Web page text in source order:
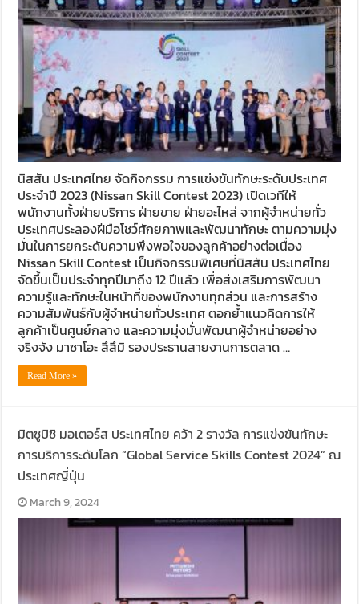
นิสสัน ประเทศไทย จัดกิจกรรม การแข่งขันทักษะระดับประเทศ
ประจำปี 2023 (Nissan Skill Contest 2023) เปิดเวทีให้
พนักงานทั้งฝ่ายบริการ ฝ่ายขาย ฝ่ายอะไหล่ จากผู้จำหน่ายทั่ว
ประเทศประลองฝีมือโชว์ศักยภาพและพัฒนาทักษะ ตามความมุ่ง
มั่นในการยกระดับความพึงพอใจของลูกค้าอย่างต่อเนื่อง
Nissan Skill Contest เป็นกิจกรรมพิเศษที่นิสสัน ประเทศไทย
จัดขึ้นเป็นประจำทุกปีมาถึง 12 ปีแล้ว เพื่อส่งเสริมการพัฒนา
ความรู้และทักษะในหน้าที่ของพนักงานทุกส่วน และการสร้าง
ความสัมพันธ์กับผู้จำหน่ายทั่วประเทศ ตอกย้ำแนวคิดการให้
ลูกค้าเป็นศูนย์กลาง และความมุ่งมั่นพัฒนาผู้จำหน่ายอย่าง
จริงจัง มาซาโอะ สึสึมิ รองประธานสายงานการตลาด …
Read More »
มิตซูบิชิ มอเตอร์ส ประเทศไทย คว้า 2 รางวัล การแข่งขันทักษะ
การบริการระดับโลก “Global Service Skills Contest 2024” ณ
ประเทศญี่ปุ่น
March 9, 2024